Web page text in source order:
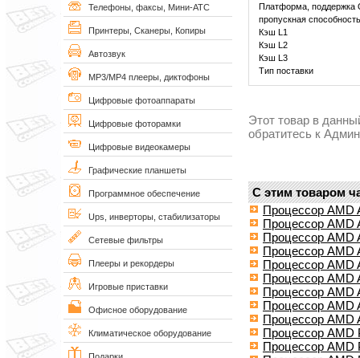
Телефоны, факсы, Мини-АТС
Принтеры, Сканеры, Копиры
Автозвук
MP3/MP4 плееры, диктофоны
Цифровые фотоаппараты
Цифровые фоторамки
Цифровые видеокамеры
Графические планшеты
Программное обеспечение
Ups, инверторы, стабилизаторы
Сетевые фильтры
Плееры и рекордеры
Игровые приставки
Офисное оборудование
Климатическое оборудование
Платформа, поддержка
пропускная
Кэш L1
Кэш L2
Кэш L3
Тип поставки
Этот товар в
обратитесь к
С этим товаром
Процессор AMD
Процессор AMD
Процессор AMD
Процессор AMD
Процессор AMD
Процессор AMD
Процессор AMD
Процессор AMD
Процессор AMD
Процессор AMD
Процессор AMD